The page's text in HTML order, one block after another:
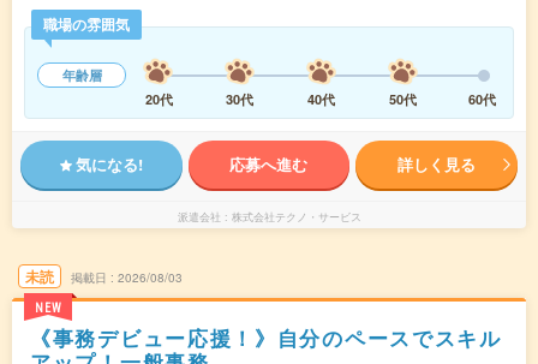
職場の雰囲気
年齢層
20代
30代 40代 50代 60代
気になる! 応募へ進む 詳しく見る
派遣会社 株式会社テクノ・サービス
未読
NEW
掲載日 2026/08/03
《事務デビュー応援！》自分のペースでスキル